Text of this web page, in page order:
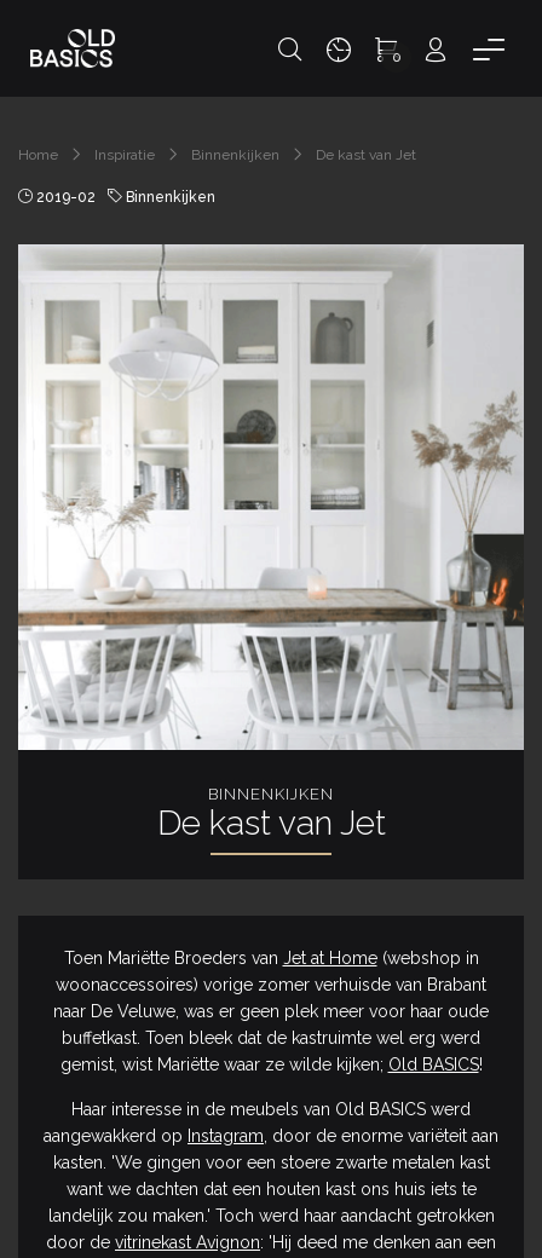
0
Home Inspiratie Binnenkijken De kast van Jet
2019-02 Binnenkijken
BINNENKIJKEN
De kast van Jet
Toen Mariëtte Broeders van Jet at Home(webshop in
woonaccessoires) vorige zomer verhuisde van Brabant
naar De Veluwe, was er geen plek meer voor haar oude
buffetkast. Toen bleek dat de kastruimte wel erg werd
gemist, wist Mariëtte waar ze wilde kijken; Old BASICS!
Haar interesse in de meubels van Old BASICS werd
aangewakkerd op Instagram , door de enorme variëteit aan
kasten. 'We gingen voor een stoere zwarte metalen kast
want we dachten dat een houten kast ons huis iets te
landelijk zou maken.' Toch werd haar aandacht getrokken
door de vitrinekast Avignon: 'Hij deed me denken aan een